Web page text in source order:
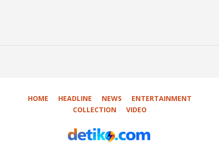
HOME HEADLINE NEWS
ENTERTAINMENT
COLLECTION
VIDEO